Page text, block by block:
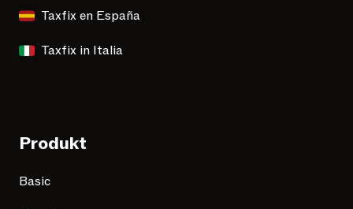
Taxfix en España
Taxfix in Italia
Produkt
Basic